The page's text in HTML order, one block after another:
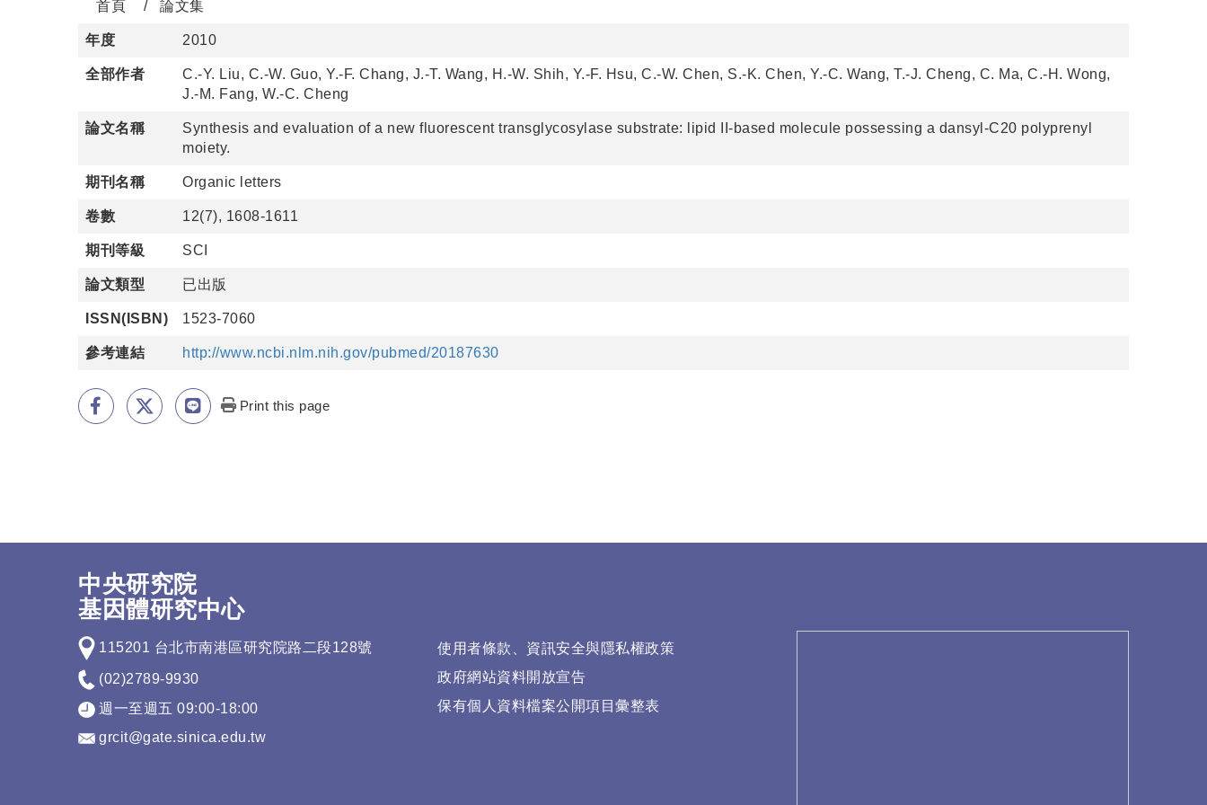
首頁 論文集
年度 2010
全部作者
C.-Y. Liu, C.-W. Guo, Y.-F. Chang, J.-T. Wang, H.-W. Shih, Y.-F. Hsu, C.-W. Chen, S.-K. Chen, Y.-C. Wang, T.-J. Cheng, C. Ma, C.-H. Wong,
J.-M. Fang, W.-C. Cheng
論文名稱
Synthesis and evaluation of a new fluorescent transglycosylase substrate: lipid II-based molecule possessing a dansyl-C20 polyprenyl
moiety.
期刊名稱 Organic letters
卷數 12(7), 1608-1611
期刊等級 SCI
論文類型 已出版
ISSN(ISBN) 1523-7060
參考連結 http://www.ncbi.nlm.nih.gov/pubmed/20187630
Print this page
中央研究院
基因體研究中心
115201 台北市南港區研究院路二段128號
(02)2789-9930
週一至週五 09:00-18:00
grcit@gate.sinica.edu.tw
使用者條款、資訊安全與隱私權政策
政府網站資料開放宣告
保有個人資料檔案公開項目彙整表